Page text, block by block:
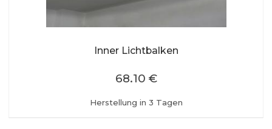
Inner Lichtbalken
Herstellung in 3 Tagen
68.10 €